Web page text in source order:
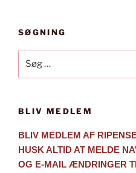
SØGNING
efter:
BLIV MEDLEM
BLIV MEDLEM AF
HUSK ALTID AT MELDE
OG E-MAIL ÆNDRINGER